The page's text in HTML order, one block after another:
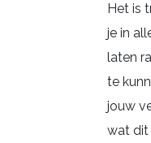
Het is
je in
laten
te
jouw
wat dit